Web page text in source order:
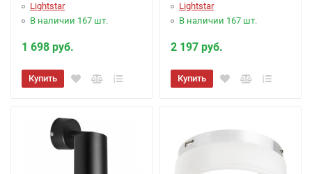
Lightstar
В наличии 167 шт.
1 698 руб.
Купить
Lightstar
В наличии 167 шт.
2 197 руб.
Купить